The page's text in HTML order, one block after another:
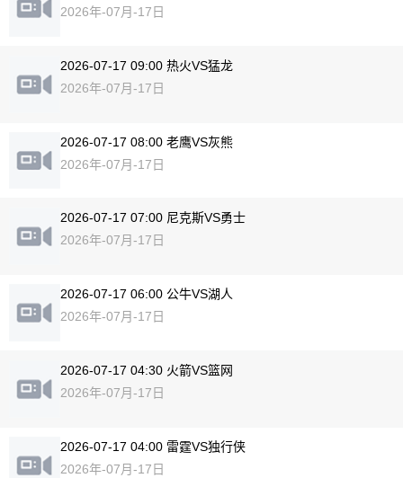
2026年-07月-17日
2026-07-17 09:00 热火VS猛龙
2026年-07月-17日
2026-07-17 08:00 老鹰VS灰熊
2026年-07月-17日
2026-07-17 07:00 尼克斯VS勇士
2026年-07月-17日
2026-07-17 06:00 公牛VS湖人
2026年-07月-17日
2026-07-17 04:30 火箭VS篮网
2026年-07月-17日
2026-07-17 04:00 雷霆VS独行侠
2026年-07月-17日